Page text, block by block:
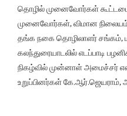
தொழில் முனைவோர்கள்
முனைவோர்கள், விமான
தங்க நகை தொழிலாளர் சங்கம்,
கலந்துரையாடலில் எடப்பாடி
நிகழ்வில் முன்னாள் அமைச்சர்
உறுப்பினர்கள்